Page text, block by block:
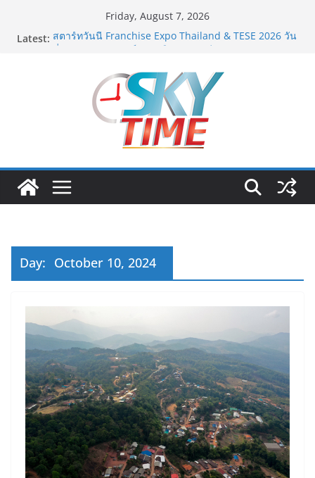
Friday, August 7, 2026
Latest: สตาร์ทวันนี้ Franchise Expo Thailand & TESE 2026 วัน
ใหญ่กว่า 250 บูธ คาดเงินสะพัด 220 ลบ.
ฟุตซอลไทย เสมอ เวียดนาม 3-3 ลุ้นคว้าแชมป์คอนติเน
นทัล 2026 นัดสุดท้าย
มทร.กรุงเทพ โต้ข่าวเท็จยันดำเนินงานตามธรรมาภิบาล
แจงชัด MOU–หลักสูตร–วีซ่าถูกต้องตามกฎหมาย พร้อมจ่อ
ดำเนินคดีผู้บิดเบือนข้อมูล
ฟุตซอลไทย พ่าย รัสเซีย 1-7 ส่งท้ายรายการ คอนติเนนทัล
ฟุตซอล แชมเปี้ยนชิพ 2026
Guangzhou Yinghao School เผยวิสัยทัศน์การศึกษาที่
พร้อมรับอนาคต“เราไม่ได้เตรียมนักเรียนเพียงเพื่อก้าวเข้าสู่
Day: October 10, 2024